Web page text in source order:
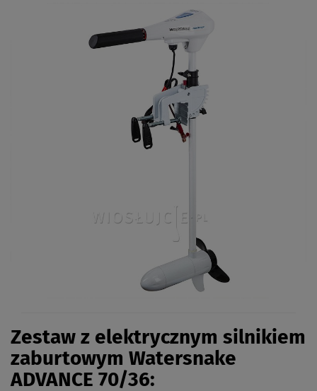
Zestaw z elektrycznym silnikiem
zaburtowym Watersnake
ADVANCE 70/36: